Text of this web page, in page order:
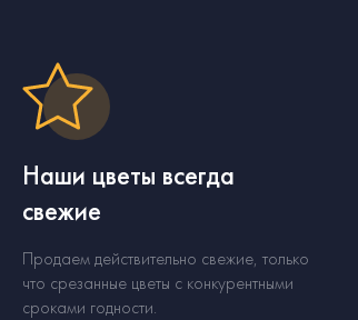
Наши цветы всегда
свежие
Продаем действительно свежие, только
что срезанные цветы с конкурентными
сроками годности.